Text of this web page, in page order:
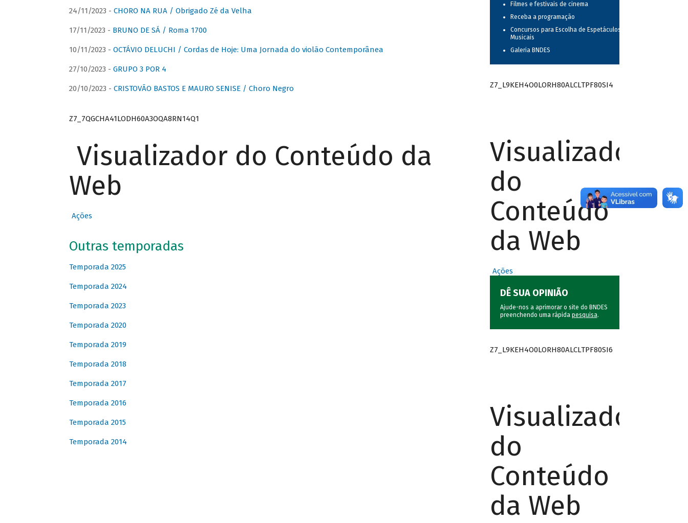
24/11/2023 - CHORO NA RUA / Obrigado Zé da Velha
17/11/2023 - BRUNO DE SÁ / Roma 1700
10/11/2023 - OCTÁVIO DELUCHI / Cordas de Hoje: Uma Jornada do violão Contemporânea
27/10/2023 - GRUPO 3 POR 4
20/10/2023 - CRISTOVÃO BASTOS E MAURO SENISE / Choro Negro
Z7_7QGCHA41LODH60A3OQA8RN14Q1
Visualizador do Conteúdo da
Web
Ações
Outras temporadas
Temporada 2025
Temporada 2024
Temporada 2023
Temporada 2020
Temporada 2019
Temporada 2018
Temporada 2017
Temporada 2016
Temporada 2015
Temporada 2014
Filmes e festivais de cinema
Receba a programação
Concursos para Escolha de Espetáculos
Musicais
Galeria BNDES
Z7_L9KEH4O0LORH80ALCLTPF80SI4
Visualizador
do
Conteúdo
da Web
Ações
DÊ SUA OPINIÃO
Ajude-nos a aprimorar o site do BNDES
preenchendo uma rápida pesquisa.
Z7_L9KEH4O0LORH80ALCLTPF80SI6
Visualizador
do
Conteúdo
da Web